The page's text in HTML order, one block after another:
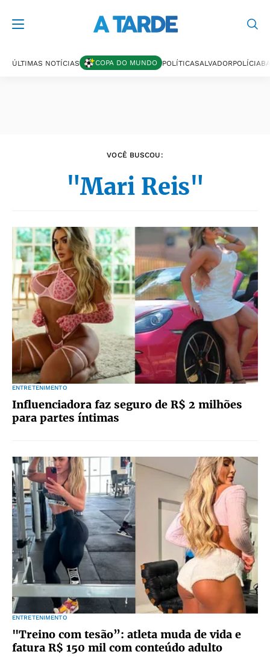
ÚLTIMAS NOTÍCIAS COPA DO MUNDO POLÍTICASALVADORPOLÍCIA
VOCÊ BUSCOU:
"Mari Reis"
ENTRETENIMENTO
Influenciadora faz seguro de R$ 2 milhões
para partes íntimas
ENTRETENIMENTO
"Treino com tesão”: atleta muda de vida e
fatura R$ 150 mil com conteúdo adulto